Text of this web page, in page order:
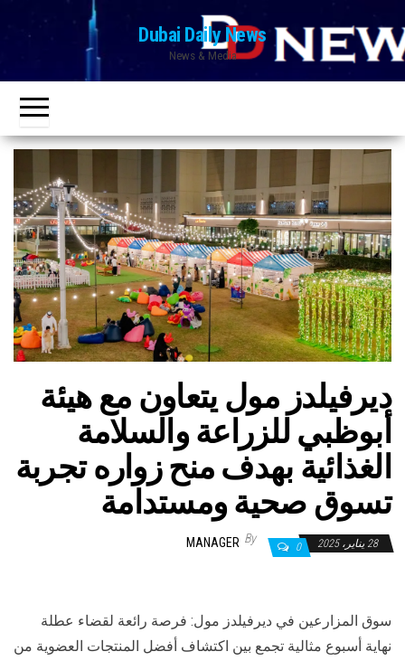
to
the
content
Dubai Daily News
News & Media
ديرفيلدز مول يتعاون مع هيئة
أبوظبي للزراعة والسلامة
الغذائية بهدف منح زواره تجربة
تسوق صحية ومستدامة
28 يناير، 2025 0
By
MANAGER
سوق المزارعين في ديرفيلدز مول: فرصة رائعة لقضاء عطلة
نهاية أسبوع مثالية تجمع بين اكتشاف أفضل المنتجات العضوية من